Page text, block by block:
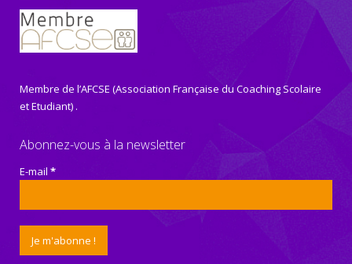
Membre de l’AFCSE (Association Française du Coaching Scolaire
et Etudiant) .
Abonnez-vous à la newsletter
E-mail *